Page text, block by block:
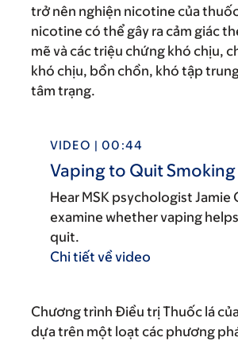
trở nên nghiện nicotine của
nicotine có thể gây ra cảm giác
mẽ và các triệu chứng khó chịu,
khó chịu, bồn chồn, khó tập
tâm trạng.
VIDEO | 00:44
Vaping to Quit Smoking
Hear MSK psychologist Jamie
examine whether vaping
quit.
Chi tiết về video
Chương trình Điều trị Thuốc lá
dựa trên một loạt các phương